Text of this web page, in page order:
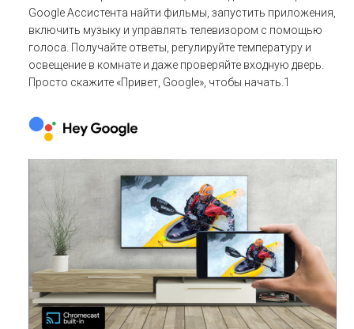
Google Ассистента найти фильмы, запустить приложения,
включить музыку и управлять телевизором с помощью
голоса. Получайте ответы, регулируйте температуру и
освещение в комнате и даже проверяйте входную дверь.
Просто скажите «Привет, Google», чтобы начать.1